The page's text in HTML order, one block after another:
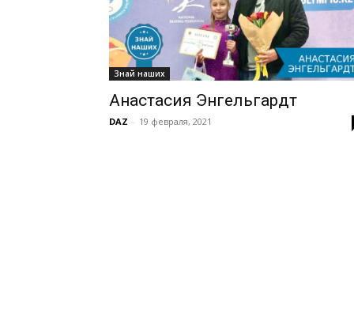
Знай наших
Анастасия Энгельгардт
DAZ - 19 февраля, 2021